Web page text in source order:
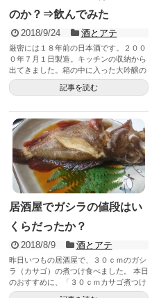
のか？⇒飲んでみた
2018/9/24 酒とアテ
厳密には１８年前の日本酒です。２００
０年７月１日製造。キッチンの収納から
出てきました。箱の中に入った大吟醸の
４合瓶です。 １８年前の...
記事を読む
居酒屋でガシラの値段はい
くらだったか？
2018/8/9 酒とアテ
昨日いつもの居酒屋で、３０ｃｍのガシ
ラ（カサゴ）の煮つけ食べました。 本日
のおすすめに、「３０ｃｍカサゴ煮つけ
１０００円」とあったので。 ...